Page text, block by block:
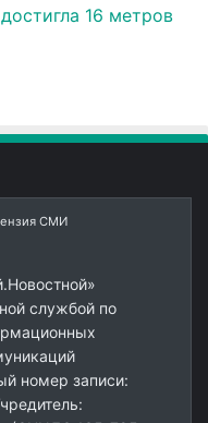
16 метров
СМИ
службой по
номер записи: